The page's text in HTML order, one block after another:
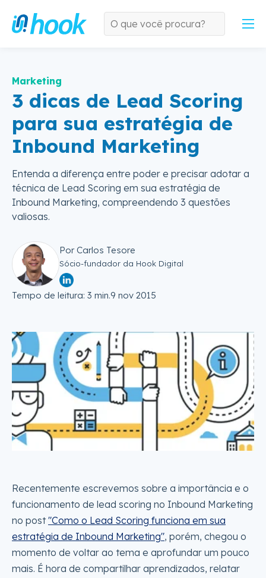
Marketing
3 dicas de Lead Scoring
para sua estratégia de
Inbound Marketing
Entenda a diferença entre poder e precisar adotar a
técnica de Lead Scoring em sua estratégia de
Inbound Marketing, compreendendo 3 questões
valiosas.
Por Carlos Tesore
Sócio-fundador da Hook Digital
Tempo de leitura: 3 min.9 nov 2015
Recentemente escrevemos sobre a importância e o
funcionamento de lead scoring no Inbound Marketing
no post"Como o Lead Scoring funciona em sua
estratégia de Inbound Marketing", porém, chegou o
momento de voltar ao tema e aprofundar um pouco
mais. É hora de compartilhar aprendizados, relatar